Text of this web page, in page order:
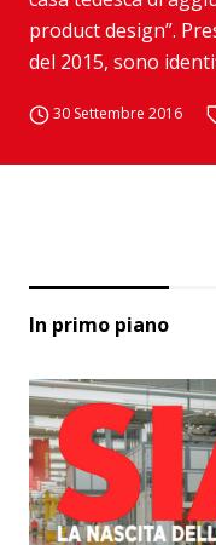
product design”.
del 2015, sono
30 Settembre 2016
In primo piano